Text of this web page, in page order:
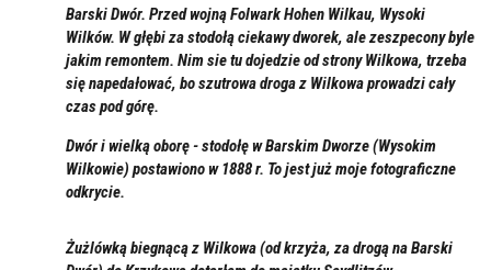
Barski Dwór. Przed wojną Folwark Hohen Wilkau, Wysoki
Wilków. W głębi za stodołą ciekawy dworek, ale zeszpecony byle
jakim remontem. Nim sie tu dojedzie od strony Wilkowa, trzeba
się napedałować, bo szutrowa droga z Wilkowa prowadzi cały
czas pod górę.
Dwór i wielką oborę - stodołę w Barskim Dworze (Wysokim
Wilkowie) postawiono w 1888 r. To jest już moje fotograficzne
odkrycie.
Żużlówką biegnącą z Wilkowa (od krzyża, za drogą na Barski